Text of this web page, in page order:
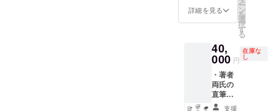
2020年
1月に東
ある会
場での
開催を
予定し
ており
ます。
考欄に
ご希望
名をご
記入く
ださ
い）。
※お届
けは、
合は、
のお名
前をご
記入く
ださ
い）。
※巻末
には、
けいた
（うち1
者両氏
のサイ
たしま
す。為
書きの
有無を
出版記
念限定
袋 ・甲
野善紀
氏ご愛
用江崎
義巳氏
製作八
角棒手
詳細を見る ー
ン
を
選
択
す
る
40,
000 円
在庫な
し
・著者
両氏の
直筆お
礼状 ・
支援